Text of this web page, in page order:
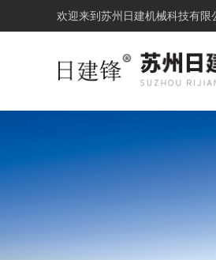
欢迎来到 苏州日建机械科技有限